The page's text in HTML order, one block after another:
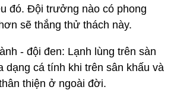
đó. Đội trưởng nào có phong
sẽ thắng thử thách này.
- đội đen: Lạnh lùng trên sàn
dạng cá tính khi trên sân khấu và
thiện ở ngoài đời.